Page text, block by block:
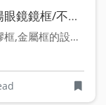
請問有沒有台灣設計製造眼鏡及太陽眼鏡鏡框/不鏽鋼衣架/卡車司機帽/小牛皮皮包廠商
我想找以下台灣設計製造的商品 1.板料膠框,金屬框的設計...